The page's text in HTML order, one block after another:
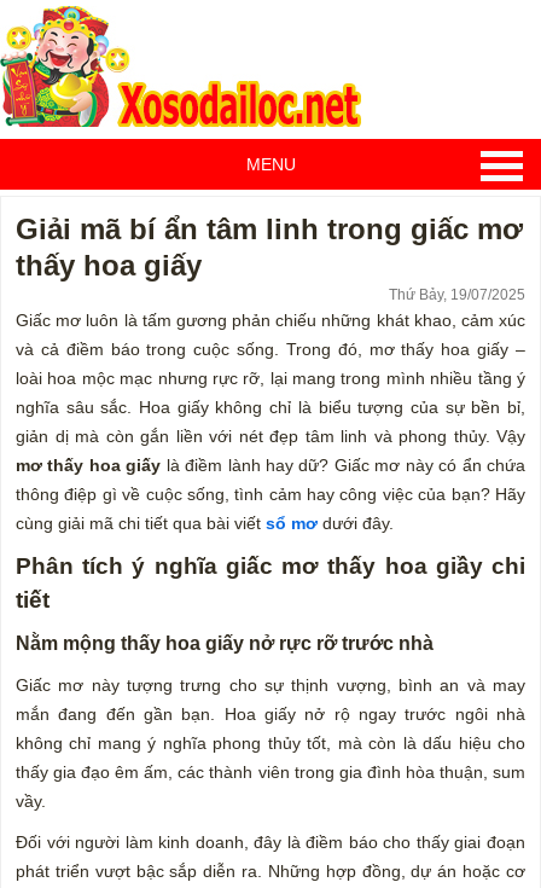
MENU
Giải mã bí ẩn tâm linh trong giấc mơ
thấy hoa giấy
Thứ Bảy, 19/07/2025
Giấc mơ luôn là tấm gương phản chiếu những khát khao, cảm xúc
và cả điềm báo trong cuộc sống. Trong đó, mơ thấy hoa giấy –
loài hoa mộc mạc nhưng rực rỡ, lại mang trong mình nhiều tầng ý
nghĩa sâu sắc. Hoa giấy không chỉ là biểu tượng của sự bền bỉ,
giản dị mà còn gắn liền với nét đẹp tâm linh và phong thủy. Vậy
mơ thấy hoa giấy là điềm lành hay dữ? Giấc mơ này có ẩn chứa
thông điệp gì về cuộc sống, tình cảm hay công việc của bạn? Hãy
cùng giải mã chi tiết qua bài viết sổ mơ dưới đây.
Phân tích ý nghĩa giấc mơ thấy hoa giầy chi
tiết
Nằm mộng thấy hoa giấy nở rực rỡ trước nhà
Giấc mơ này tượng trưng cho sự thịnh vượng, bình an và may
mắn đang đến gần bạn. Hoa giấy nở rộ ngay trước ngôi nhà
không chỉ mang ý nghĩa phong thủy tốt, mà còn là dấu hiệu cho
thấy gia đạo êm ấm, các thành viên trong gia đình hòa thuận, sum
vầy.
Đối với người làm kinh doanh, đây là điềm báo cho thấy giai đoạn
phát triển vượt bậc sắp diễn ra. Những hợp đồng, dự án hoặc cơ